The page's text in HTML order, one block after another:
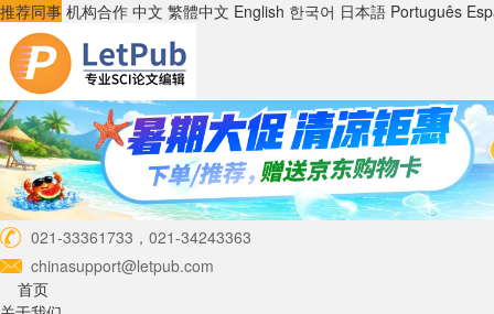
推荐同事 机构合作 中文 繁體中文 English 한국어 日本語 Português
021-33361733，021-34243363
chinasupport@letpub.com
首页